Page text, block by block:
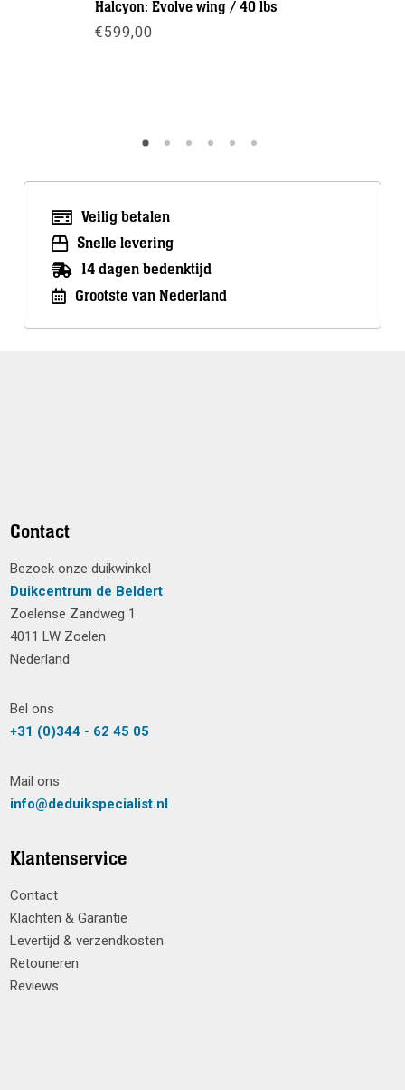
Halcyon: Evolve wing / 40 lbs
€599,00
Veilig betalen
Snelle levering
14 dagen bedenktijd
Grootste van Nederland
Contact
Bezoek onze duikwinkel
Duikcentrum de Beldert
Zoelense Zandweg 1
4011 LW Zoelen
Nederland
Bel ons
+31 (0)344 - 62 45 05
Mail ons
info@deduikspecialist.nl
Klantenservice
Contact
Klachten & Garantie
Levertijd & verzendkosten
Retouneren
Reviews